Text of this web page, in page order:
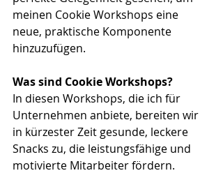
meinen Cookie Workshops eine
neue, praktische Komponente
hinzuzufügen.
Was sind Cookie Workshops?
In diesen Workshops, die ich für
Unternehmen anbiete, bereiten wir
in kürzester Zeit gesunde, leckere
Snacks zu, die leistungsfähige und
motivierte Mitarbeiter fördern.